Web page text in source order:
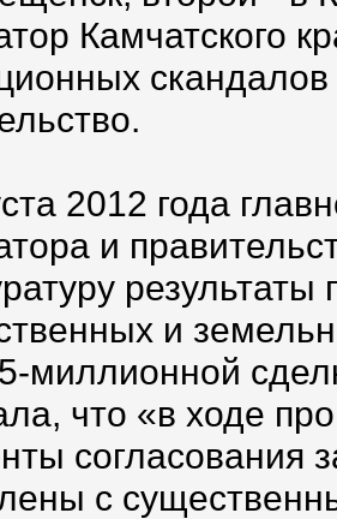
Камчатского
скандалов
2012 года
и
и
миллионной
что «в ходе
согласования
с